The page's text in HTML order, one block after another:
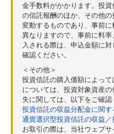
金手数料がかかります。投
の信託報酬のほか、その他
変動するものであり、事前
異なりますので、事前に料
入される際は、申込金額に
確認ください。
＜その他＞
投資信託の購入価額によっ
については、投資対象資産
失に関しては、以下をご確認
投資信託の収益分配金に関す
通貨選択型投資信託の収益
お取引の際は、当社ウェブ